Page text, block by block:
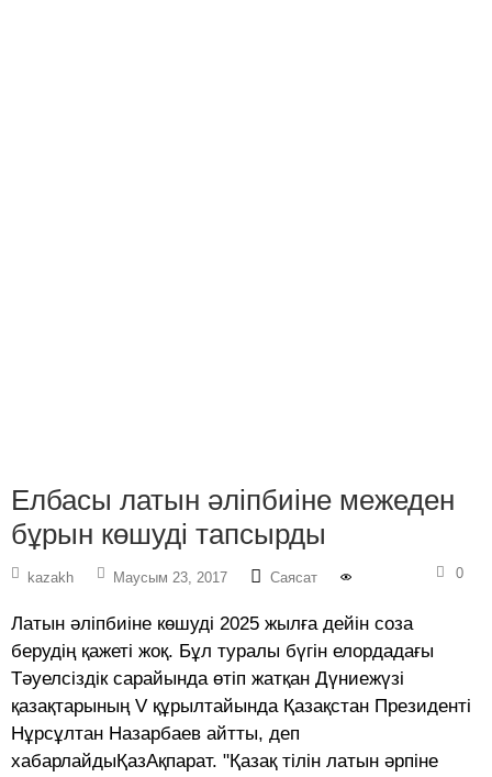
Елбасы латын әліпбиіне межеден
бұрын көшуді тапсырды
kazakh Маусым 23, 2017 Саясат 0
Латын әліпбиіне көшуді 2025 жылға дейін соза
берудің қажеті жоқ. Бұл туралы бүгін елордадағы
Тәуелсіздік сарайында өтіп жатқан Дүниежүзі
қазақтарының V құрылтайында Қазақстан Президенті
Нұрсұлтан Назарбаев айтты, деп
хабарлайдыҚазАқпарат. "Қазақ тілін латын әрпіне